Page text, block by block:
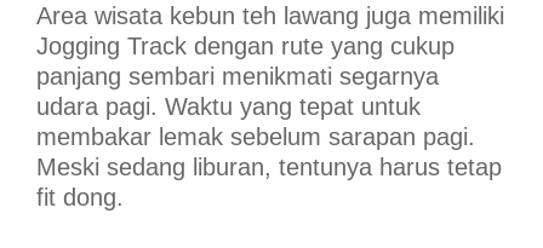
Area wisata kebun teh lawang juga memiliki
Jogging Track dengan rute yang cukup
panjang sembari menikmati segarnya
udara pagi. Waktu yang tepat untuk
membakar lemak sebelum sarapan pagi.
Meski sedang liburan, tentunya harus tetap
fit dong.